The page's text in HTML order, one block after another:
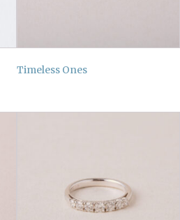
Timeless Ones